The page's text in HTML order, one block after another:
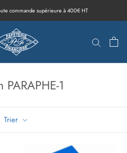
commande supérieure à 400€ HT
1
Trier